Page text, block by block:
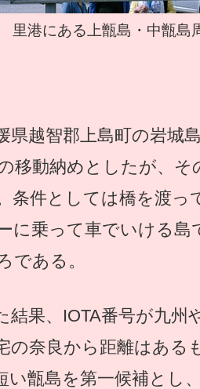
里港にある上甑島・中甑島
県越智郡上島町の岩城
移動納めとしたが、
条件としては橋を渡っ
に乗って車でいける
である。
結果、IOTA番号が九州
の奈良から距離はある
い甑島を第一候補とし